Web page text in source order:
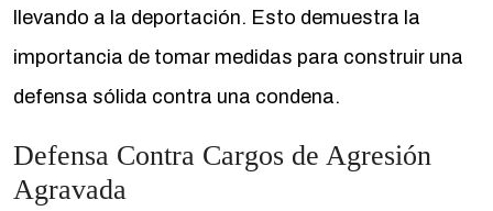
llevando a la deportación. Esto demuestra la
importancia de tomar medidas para construir una
defensa sólida contra una condena.
Defensa Contra Cargos de Agresión
Agravada